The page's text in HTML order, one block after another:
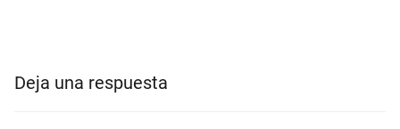
Deja una respuesta